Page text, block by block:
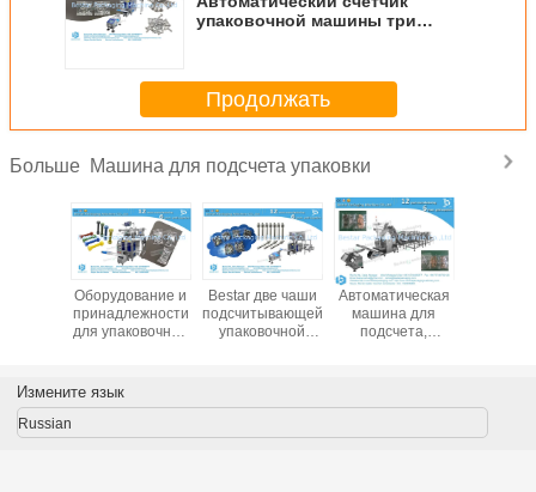
Все наши машины настроены на заказ, потому что у разных клиентов
разные требования, доставка будет в течение 15-25 рабочих дней после
Да, конечно, кроме того, мы можем помочь вам с упаковкой вашего
продукта, если вы готовы отправить нам часть вашего продукта, а затем
записать видео для вашей справки.Мы можем взять видео онлайн и
показать вам.
Вопрос 4: Это упаковка большого количества пакетов в одной
упаковочной машине?
пакета, после получения ваших полных данных, мы будем рассчитывать
для вас и дать вам точное решение упаковки,чтобы обеспечить вам
подходящую машину.